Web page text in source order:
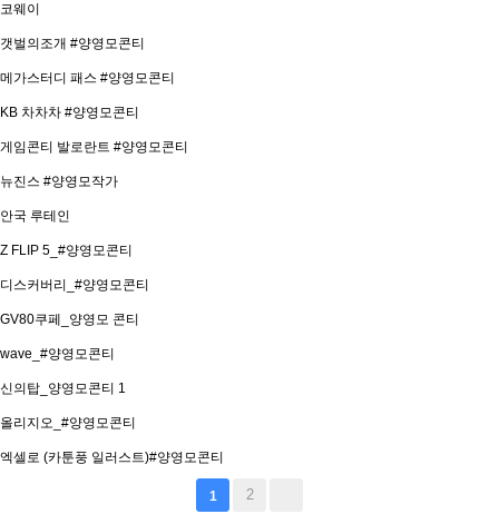
코웨이
갯벌의조개 #양영모콘티
메가스터디 패스 #양영모콘티
KB 차차차 #양영모콘티
게임콘티 발로란트 #양영모콘티
뉴진스 #양영모작가
안국 루테인
Z FLIP 5_#양영모콘티
디스커버리_#양영모콘티
GV80쿠페_양영모 콘티
wave_#양영모콘티
신의탑_양영모콘티 1
올리지오_#양영모콘티
엑셀로 (카툰풍 일러스트)#양영모콘티
1 2